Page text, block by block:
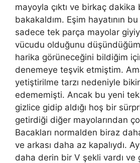
mayoyla çıktı ve birkaç dakika
bakakaldım. Eşim hayatının
sadece tek parça mayolar
vücudu olduğunu
harika görüneceğini bildiğim
denemeye teşvik etmiştim.
yetiştirilme tarzı nedeniyle
edememişti. Ancak bu yeni
gizlice gidip aldığı hoş bir
getirdiği diğer mayolarından
Bacakları normalden biraz
ve arkası daha az kapalıydı.
daha derin bir V şekli vardı ve